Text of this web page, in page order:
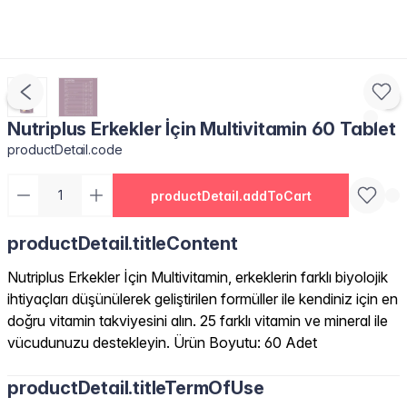
Nutriplus Erkekler İçin Multivitamin 60 Tablet
productDetail.code
productDetail.addToCart
productDetail.titleContent
Nutriplus Erkekler İçin Multivitamin, erkeklerin farklı biyolojik
ihtiyaçları düşünülerek geliştirilen formüller ile kendiniz için en
doğru vitamin takviyesini alın. 25 farklı vitamin ve mineral ile
vücudunuzu destekleyin. Ürün Boyutu: 60 Adet
productDetail.titleTermOfUse